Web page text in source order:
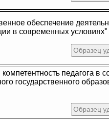
обеспечение
в современных условиях"
Образец
педагога в
государственного
Образец